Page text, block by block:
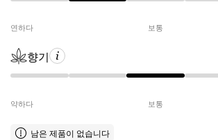
연하다 보통
향기
약하다 보통
남은 제품이 없습니다